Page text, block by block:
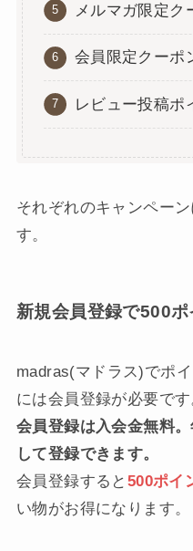
メルマガ限定ク
会員限定クーポ
レビュー投稿ポ
それぞれのキャンペー
す。
新規会員登録で500ポ
madras(マドラス)でポ
には会員登録が必要です
会員登録は入会金無料
して登録できます。
会員登録すると 500ポイ
い物がお得になります。